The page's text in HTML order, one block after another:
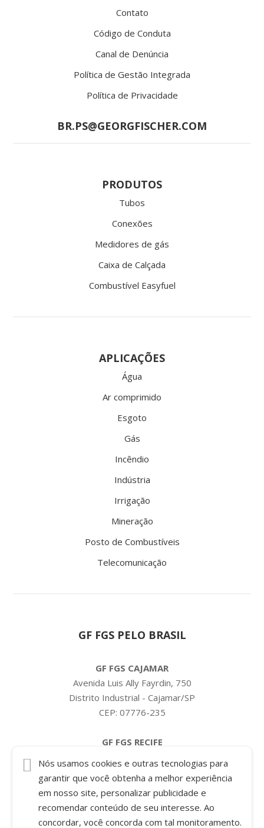
Contato
Código de Conduta
Canal de Denúncia
Política de Gestão Integrada
Política de Privacidade
BR.PS@GEORGFISCHER.COM
PRODUTOS
Tubos
Conexões
Medidores de gás
Caixa de Calçada
Combustível Easyfuel
APLICAÇÕES
Água
Ar comprimido
Esgoto
Gás
Incêndio
Indústria
Irrigação
Mineração
Posto de Combustíveis
Telecomunicação
GF FGS PELO BRASIL
GF FGS CAJAMAR
Avenida Luis Ally Fayrdin, 750
Distrito Industrial - Cajamar/SP
CEP: 07776-235
GF FGS RECIFE
Rua Interna 07, 645 - Galpão A
Cabo de Santo Agostinho/PE
Nós usamos cookies e outras tecnologias para
garantir que você obtenha a melhor experiência
em nosso site, personalizar publicidade e
recomendar conteúdo de seu interesse. Ao
concordar, você concorda com tal monitoramento.